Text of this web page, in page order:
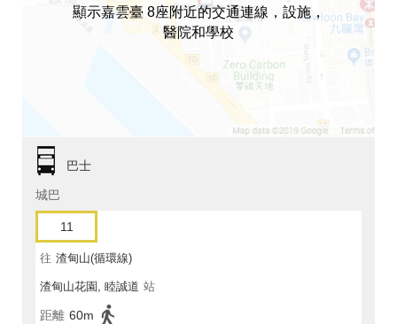
顯示嘉雲臺 8座附近的交通連線，設施，
醫院和學校
巴士
城巴
11
往 渣甸山(循環線)
渣甸山花園, 睦誠道 站
距離 60m